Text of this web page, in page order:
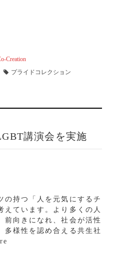
Creation
プライドコレクション
講演会を実施
の持つ「人を元気にするチ
えています。より多くの人
前向きになれ、社会が活性
多様性を認め合える共生社